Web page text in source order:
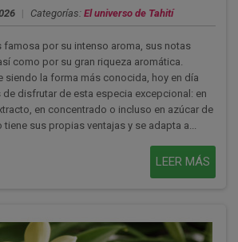
| Categorías: El universo de Tahití
famosa por su intenso aroma, sus notas
como por su gran riqueza aromática.
siendo la forma más conocida, hoy en día
disfrutar de esta especia excepcional: en
en concentrado o incluso en azúcar de
tiene sus propias ventajas y se adapta a...
LEER MÁS